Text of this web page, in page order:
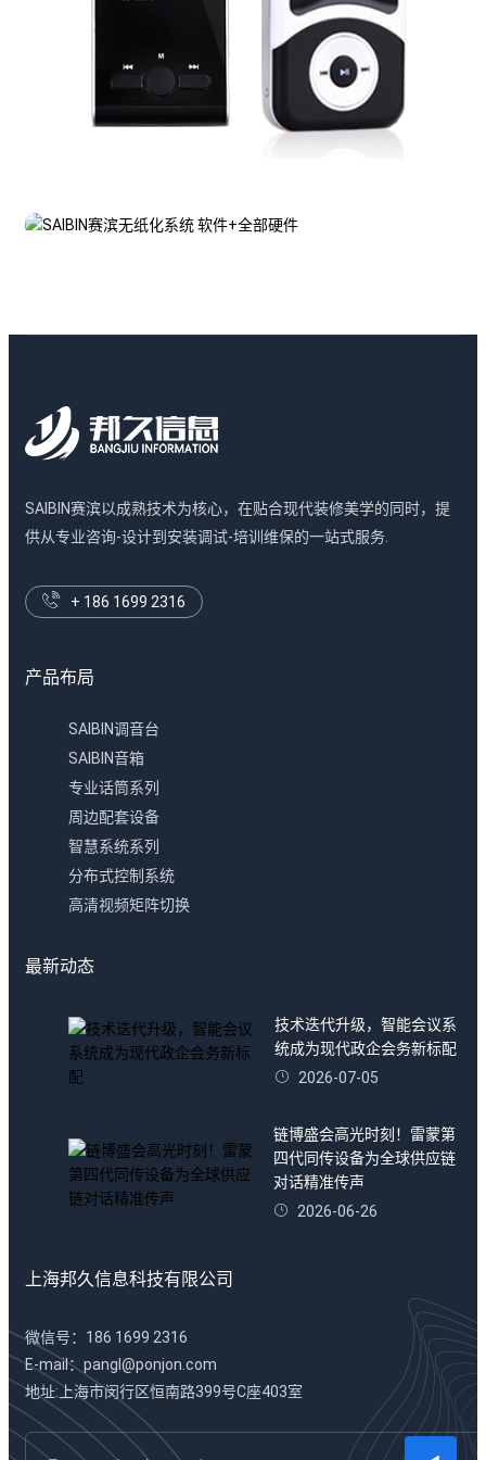
SAIBIN赛滨以成熟技术为核心，在贴合现代装修美学的同时，提
供从专业咨询-设计到安装调试-培训维保的一站式服务.
+ 186 1699 2316
产品布局
SAIBIN调音台
SAIBIN音箱
专业话筒系列
周边配套设备
智慧系统系列
分布式控制系统
高清视频矩阵切换
最新动态
技术迭代升级，智能会议系
统成为现代政企会务新标配
2026-07-05
链博盛会高光时刻！雷蒙第
四代同传设备为全球供应链
对话精准传声
2026-06-26
上海邦久信息科技有限公司
微信号：186 1699 2316
E-mail：pangl@ponjon.com
地址:上海市闵行区恒南路399号C座403室